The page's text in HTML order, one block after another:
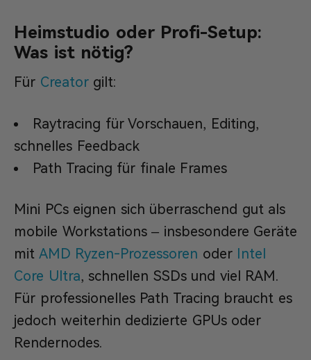
Heimstudio oder Profi-Setup:
Was ist nötig?
Für Creatorgilt:
Raytracing für Vorschauen, Editing,
schnelles Feedback
Path Tracing für finale Frames
Mini PCs eignen sich überraschend gut als
mobile Workstations – insbesondere Geräte
mit AMD Ryzen-Prozessoren oder Intel
Core Ultra, schnellen SSDs und viel RAM.
Für professionelles Path Tracing braucht es
jedoch weiterhin dedizierte GPUs oder
Rendernodes.